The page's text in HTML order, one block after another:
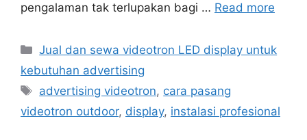
pengalaman tak terlupakan bagi … Read more
Categories
Jual dan sewa videotron LED display untuk
kebutuhan advertising
Tags
advertising videotron, cara pasang
videotron outdoor, display, instalasi profesional